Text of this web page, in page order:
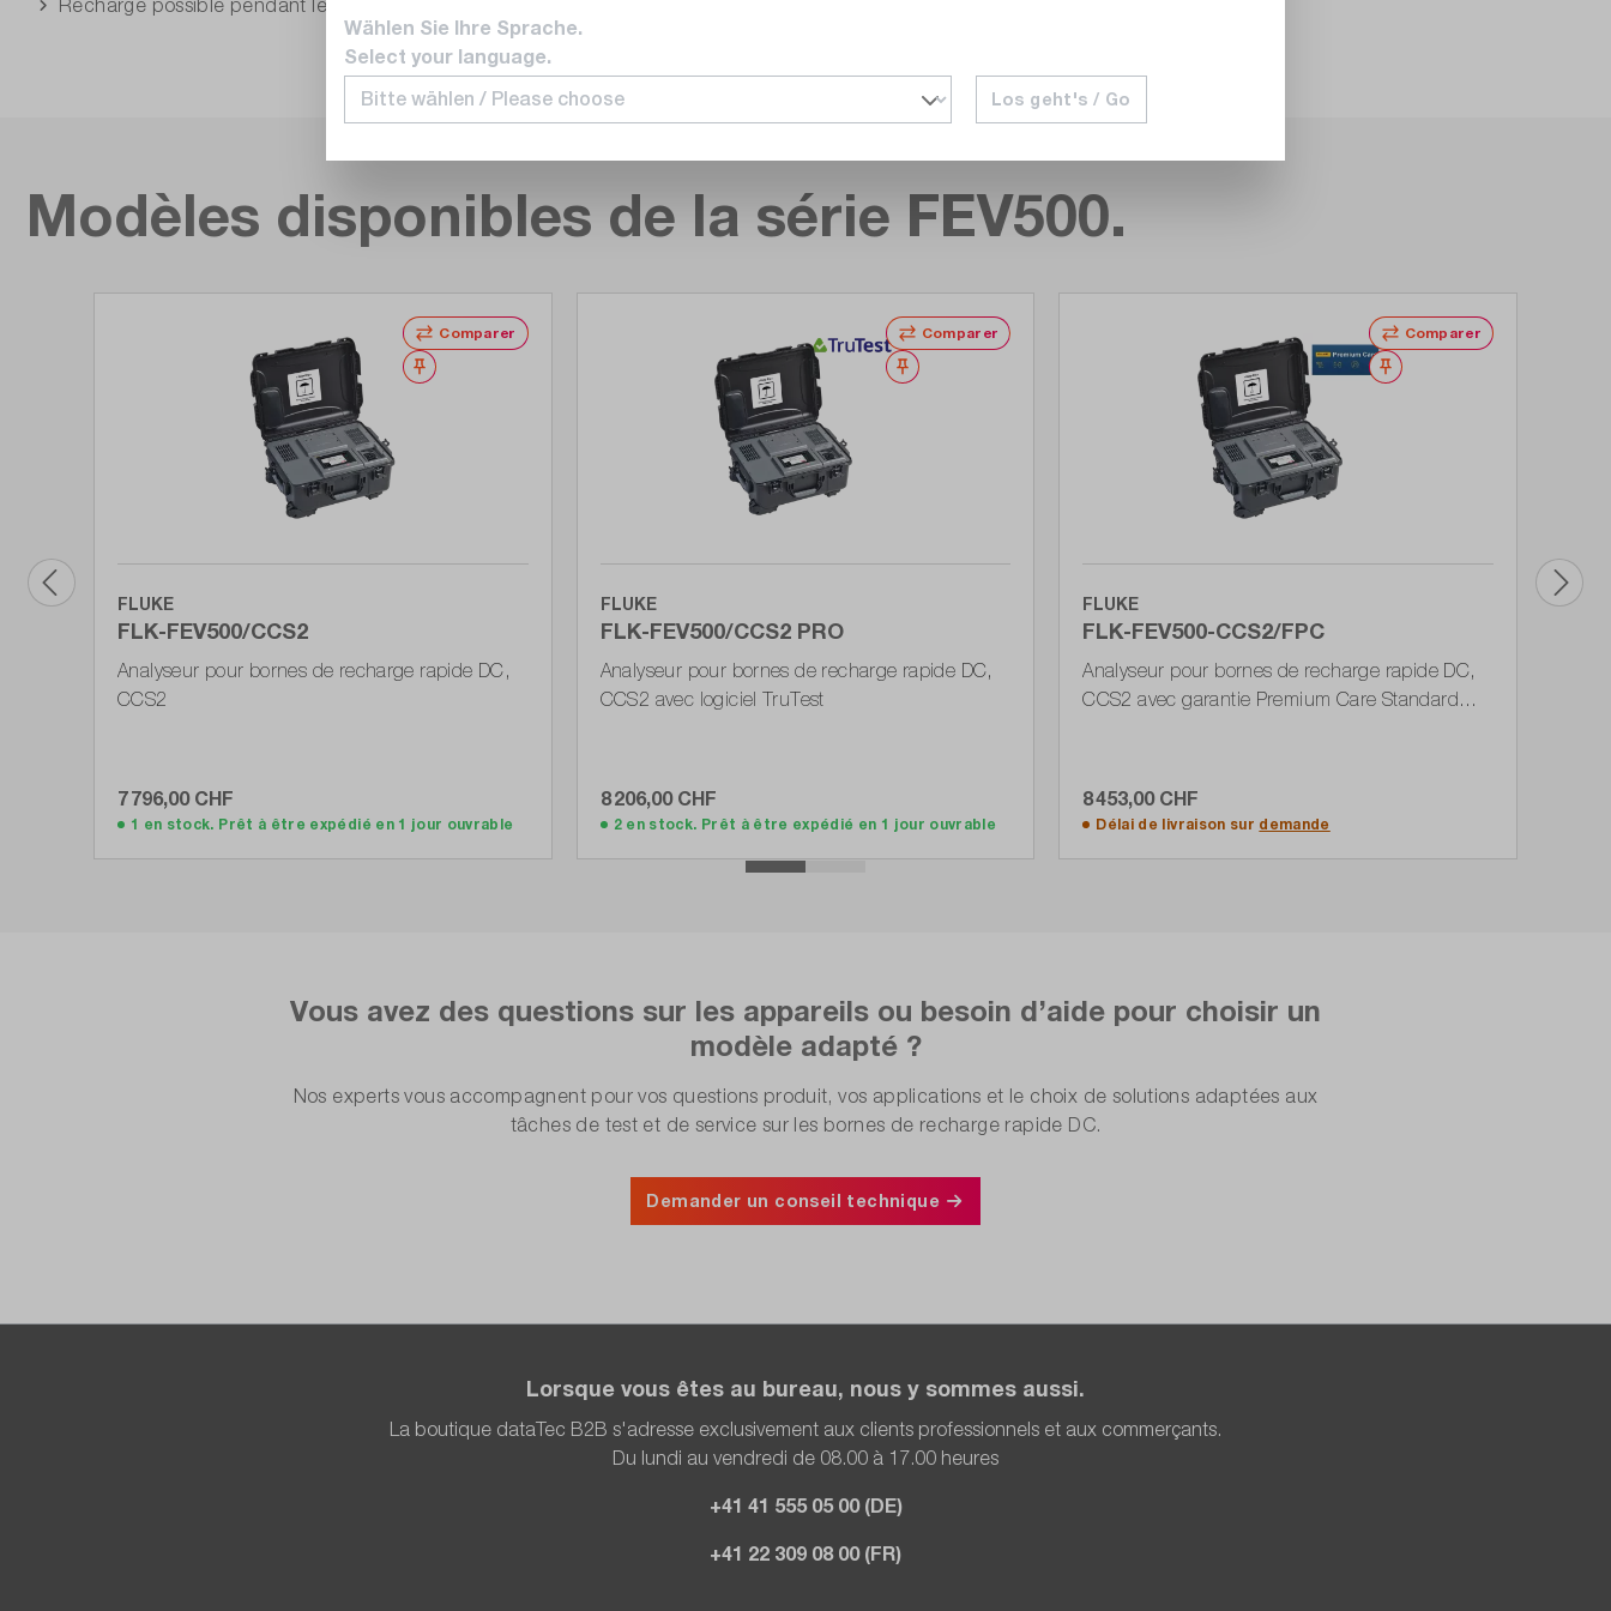
Recharge possible pendant le test
Modèles disponibles de la série FEV500.
Comparer
Noter
FLUKE
FLK-FEV500/CCS2
Analyseur pour bornes de recharge rapide DC,
CCS2
7 796,00 CHF
1 en stock. Prêt à être expédié en 1 jour ouvrable
Comparer
Noter
FLUKE
FLK-FEV500/CCS2 PRO
Analyseur pour bornes de recharge rapide DC,
CCS2 avec logiciel TruTest
8 206,00 CHF
2 en stock. Prêt à être expédié en 1 jour ouvrable
Comparer
Noter
FLUKE
FLK-FEV500-CCS2/FPC
Analyseur pour bornes de recharge rapide DC,
CCS2 avec garantie Premium Care Standard
8 453,00 CHF
Délai de livraison sur demande
Vous avez des questions sur les appareils ou besoin d’aide pour choisir un
modèle adapté ?
Nos experts vous accompagnent pour vos questions produit, vos applications et le choix de solutions adaptées aux
tâches de test et de service sur les bornes de recharge rapide DC.
Demander un conseil technique
Lorsque vous êtes au bureau, nous y sommes aussi.
La boutique dataTec B2B s'adresse exclusivement aux clients professionnels et aux commerçants.
Du lundi au vendredi de 08.00 à 17.00 heures
+41 41 555 05 00 (DE)
+41 22 309 08 00 (FR)
Wählen Sie Ihre Sprache.
Select your language.
Los geht's / Go